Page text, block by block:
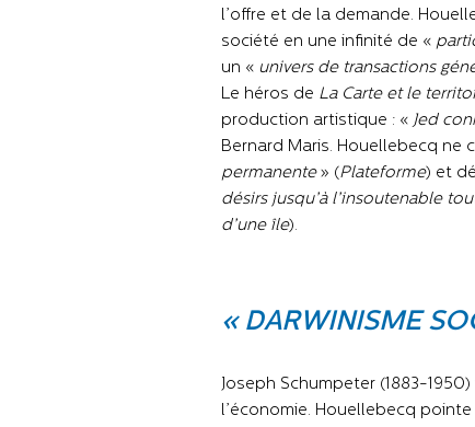
l’offre et de la demande.
société en une infinité de «
un « univers de transactions
Le héros de La Carte et le
production artistique : « Jed
Bernard Maris. Houellebecq ne
permanente» (Plateforme) et
désirs jusqu’à l’insoutenable
d’une île).
« DARWINISME
Joseph Schumpeter (1883-
l’économie. Houellebecq pointe